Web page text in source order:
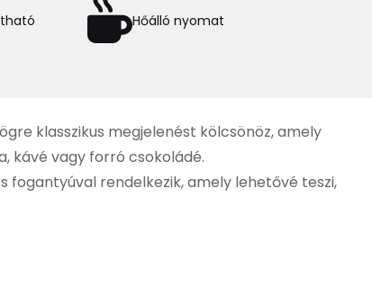
Hőálló nyomat
klasszikus megjelenést kölcsönöz, amely
kávé vagy forró csokoládé.
fogantyúval rendelkezik, amely lehetővé teszi,